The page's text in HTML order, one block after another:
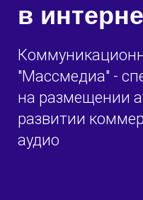
в
"Массмедиа" -
на размещении
развитии
аудио